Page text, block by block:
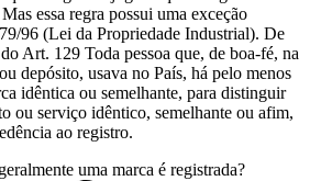
essa regra possui uma exceção
96 (Lei da Propriedade Industrial). De
Art. 129 Toda pessoa que, de boa-fé, na
depósito, usava no País, há pelo menos
idêntica ou semelhante, para distinguir
ou serviço idêntico, semelhante ou afim,
ao registro.
uma marca é registrada?